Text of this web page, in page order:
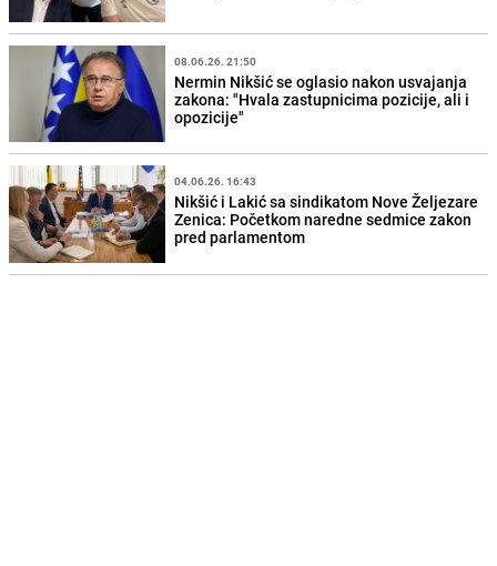
08.06.26. 21:50
Nermin Nikšić se oglasio nakon usvajanja
zakona: "Hvala zastupnicima pozicije, ali i
opozicije"
04.06.26. 16:43
Nikšić i Lakić sa sindikatom Nove Željezare
Zenica: Početkom naredne sedmice zakon
pred parlamentom